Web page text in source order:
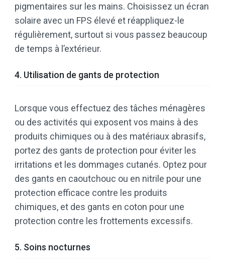
pigmentaires sur les mains. Choisissez un écran
solaire avec un FPS élevé et réappliquez-le
régulièrement, surtout si vous passez beaucoup
de temps à l’extérieur.
4. Utilisation de gants de protection
Lorsque vous effectuez des tâches ménagères
ou des activités qui exposent vos mains à des
produits chimiques ou à des matériaux abrasifs,
portez des gants de protection pour éviter les
irritations et les dommages cutanés. Optez pour
des gants en caoutchouc ou en nitrile pour une
protection efficace contre les produits
chimiques, et des gants en coton pour une
protection contre les frottements excessifs.
5. Soins nocturnes